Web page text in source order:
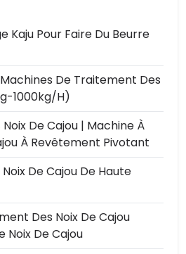
Kaju Pour Faire Du Beurre
De Traitement Des
1000kg/h)
De Cajou | Machine À
À Revêtement Pivotant
De Cajou De Haute
Des Noix De Cajou
Noix De Cajou